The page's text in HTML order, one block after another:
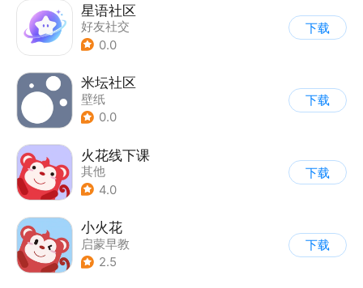
星语社区
好友社交
0.0
下载
米坛社区
壁纸
0.0
下载
火花线下课
其他
4.0
下载
小火花
启蒙早教
2.5
下载